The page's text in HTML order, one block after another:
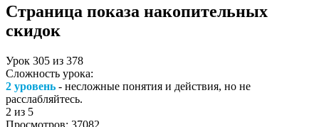
Страница показа накопительных
скидок
Урок 305 из 378
Сложность урока:
2 уровень - несложные понятия и действия, но не
расслабляйтесь.
2 из 5
Просмотров: 37082